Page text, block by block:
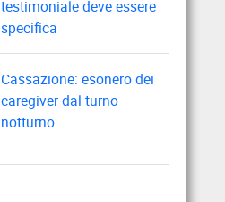
specifica
caregiver dal turno
notturno